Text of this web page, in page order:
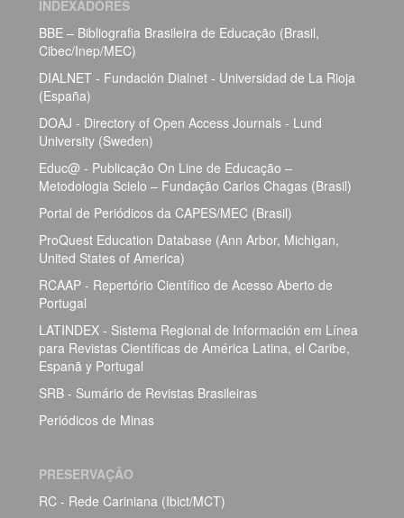
INDEXADORES
BBE – Bibliografia Brasileira de Educação (Brasil,
Cibec/Inep/MEC)
DIALNET - Fundación Dialnet - Universidad de La Rioja
(España)
DOAJ - Directory of Open Access Journals - Lund
University (Sweden)
Educ@ - Publicação On Line de Educação –
Metodologia Scielo – Fundação Carlos Chagas (Brasil)
Portal de Periódicos da CAPES/MEC (Brasil)
ProQuest Education Database (Ann Arbor, Michigan,
United States of America)
RCAAP - Repertório Científico de Acesso Aberto de
Portugal
LATINDEX - Sistema Regional de Información em Línea
para Revistas Científicas de América Latina, el Caribe,
Espanã y Portugal
SRB - Sumário de Revistas Brasileiras
Periódicos de Minas
PRESERVAÇÃO
RC - Rede Cariniana (Ibict/MCT)